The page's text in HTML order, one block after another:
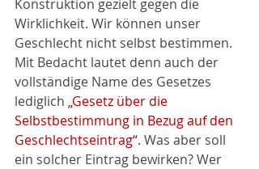
Konstruktion gezielt gegen die
Wirklichkeit. Wir können unser
Geschlecht nicht selbst bestimmen.
Mit Bedacht lautet denn auch der
vollständige Name des Gesetzes
lediglich „Gesetz über die
Selbstbestimmung in Bezug auf den
Geschlechtseintrag“. Was aber soll
ein solcher Eintrag bewirken? Wer